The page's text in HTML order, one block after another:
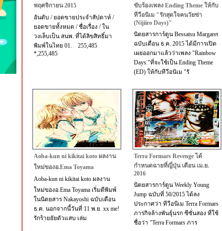
พฤศจิกายน 2015
อันดับ / ยอดขายประจำสัปดาห์ /
ยอดขายทั้งหมด / ชื่อเรื่อง / ใน
วงเล็บเป็น สนพ. ที่ได้ลิขสิทธิ์มา
พิมพ์ในไทย 01. 255,485
*,255,485
ขับร้องเพลง Ending Theme ให้กับ
ทีวีอนิเม "รักสุดใจคนวัยซ่า
(Nijiiro Days)"
นิตยสารการ์ตูน Bessatsu Margaret
ฉบับเดือน ธ.ค. 2015 ได้มีการเปิด
เผยออกมาแล้วว่าเพลง "Rainbow
Days."ที่จะใช้เป็น Ending Theme
(ED) ให้กับทีวีอนิเม "รั
Aoba-kun ni kikitai koto ผลงาน
ใหม่ของอ.Ema Toyama
Aoba-kun ni kikitai koto ผลงาน
ใหม่ของอ.Ema Toyama เริ่มตีพิมพ์
ในนิตยสาร Nakayoshi ฉบับเดือน
ธ.ค. นอกจากนี้วันที่ 11 พ.ย. xx me!
รักร้ายยัยตัวแสบ เล่ม
Terra Formars Revenge ได้
กำหนดฉายที่ญี่ปุ่น เดือน เม.ย.
2016
นิตยสารการ์ตูน Weekly Young
Jump ฉบับที่ 50/2015 ได้ลง
ประกาศว่า ทีวีอนิเม Terra Formars
ภารกิจล้างพันธุ์นรก ซีซั่นสอง ที่ใช้
ชื่อว่า "Terra Formars ภาร